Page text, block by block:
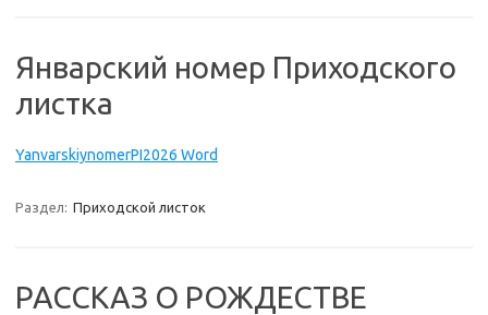
Январский номер Приходского
листка
YanvarskiynomerPI2026 Word
Раздел: Приходской листок
РАССКАЗ О РОЖДЕСТВЕ